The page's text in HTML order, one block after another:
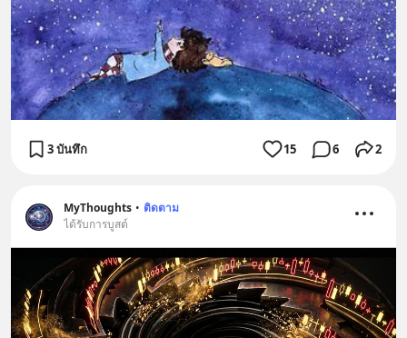
3 บันทึก 15 6 2
MyThoughts • ติดตาม
ได้รับการบูสต์